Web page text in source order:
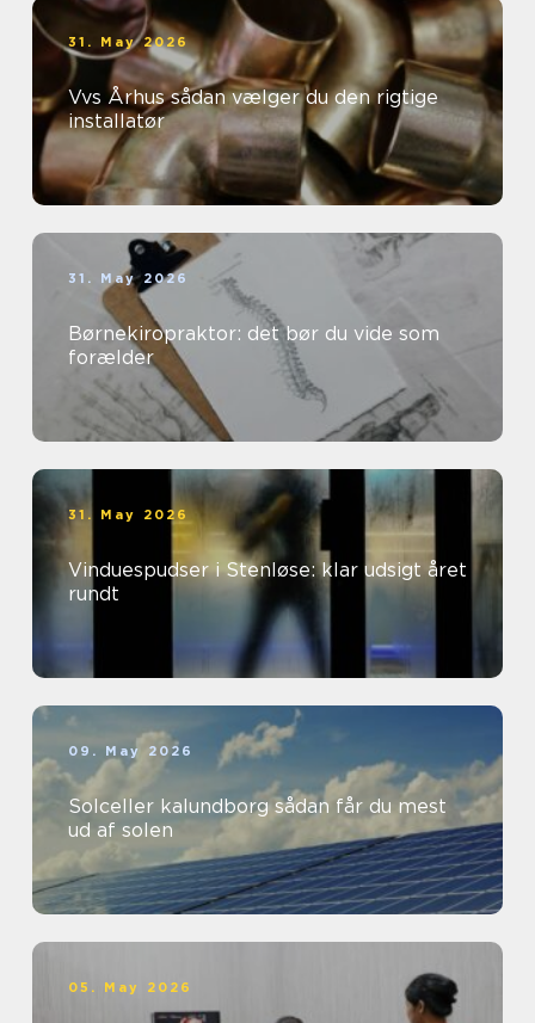
31. May 2026
Vvs Århus sådan vælger du den rigtige
installatør
31. May 2026
Børnekiropraktor: det bør du vide som
forælder
31. May 2026
Vinduespudser i Stenløse: klar udsigt året
rundt
09. May 2026
Solceller kalundborg sådan får du mest
ud af solen
05. May 2026